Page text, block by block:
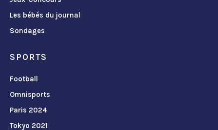
Les bébés du journal
Sondages
SPORTS
Football
Omnisports
Paris 2024
Tokyo 2021